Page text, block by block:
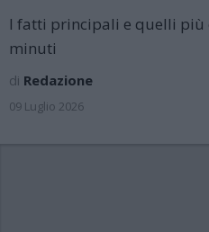
I fatti principali e quelli più
minuti
di Redazione
09 Luglio 2026